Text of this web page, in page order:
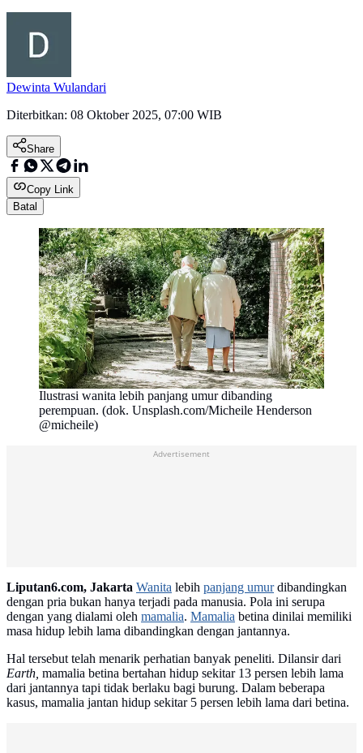
Dewinta Wulandari
Diterbitkan: 08 Oktober 2025, 07:00 WIB
Share
Copy Link
Batal
Ilustrasi wanita lebih panjang umur dibanding
perempuan. (dok. Unsplash.com/Micheile Henderson
@micheile)
Advertisement
Liputan6.com, Jakarta Wanita lebih panjang umurdibandingkan
dengan pria bukan hanya terjadi pada manusia. Pola ini serupa
dengan yang dialami oleh mamalia. Mamalia betina dinilai memiliki
masa hidup lebih lama dibandingkan dengan jantannya.
Hal tersebut telah menarik perhatian banyak peneliti. Dilansir dari
Earth, mamalia betina bertahan hidup sekitar 13 persen lebih lama
dari jantannya tapi tidak berlaku bagi burung. Dalam beberapa
kasus, mamalia jantan hidup sekitar 5 persen lebih lama dari betina.